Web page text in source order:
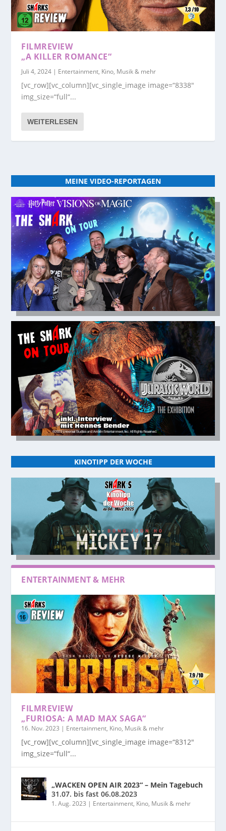
FILMREVIEW
„A KILLER ROMANCE“
Juli 4, 2024 | Entertainment, Kino, Musik & mehr
[vc_row][vc_column][vc_single_image image=“8338″
img_size=“full“...
WEITERLESEN
MEINE VIDEO-REPORTAGEN
KINOTIPP DER WOCHE
ENTERTAINMENT & MEHR
FILMREVIEW
„FURIOSA: A MAD MAX SAGA“
16. Nov. 2023 | Entertainment, Kino, Musik & mehr
[vc_row][vc_column][vc_single_image image=“8312″
img_size=“full“...
„WACKEN OPEN AIR 2023“ – Mein Tagebuch
31.07. bis fast 06.08.2023
1. Aug. 2023 | Entertainment, Kino, Musik & mehr